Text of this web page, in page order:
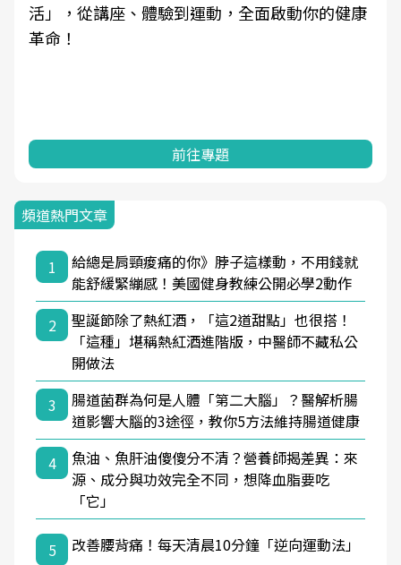
活」，從講座、體驗到運動，全面啟動你的健康
革命！
前往專題
頻道熱門文章
1
給總是肩頸痠痛的你》脖子這樣動，不用錢就
能舒緩緊繃感！美國健身教練公開必學2動作
2
聖誕節除了熱紅酒，「這2道甜點」也很搭！
「這種」堪稱熱紅酒進階版，中醫師不藏私公
開做法
3
腸道菌群為何是人體「第二大腦」？醫解析腸
道影響大腦的3途徑，教你5方法維持腸道健康
4
魚油、魚肝油傻傻分不清？營養師揭差異：來
源、成分與功效完全不同，想降血脂要吃
「它」
5 改善腰背痛！每天清晨10分鐘「逆向運動法」